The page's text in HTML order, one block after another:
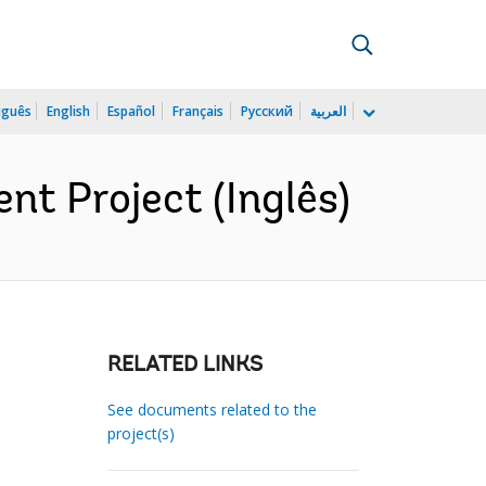
English Español Français Русский العربية
Project (Inglês)
RELATED LINKS
See documents related to the
project(s)